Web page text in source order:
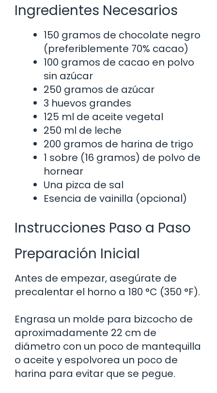
Ingredientes Necesarios
150 gramos de chocolate negro
(preferiblemente 70% cacao)
100 gramos de cacao en polvo
sin azúcar
250 gramos de azúcar
3 huevos grandes
125 ml de aceite vegetal
250 ml de leche
200 gramos de harina de trigo
1 sobre (16 gramos) de polvo de
hornear
Una pizca de sal
Esencia de vainilla (opcional)
Instrucciones Paso a Paso
Preparación Inicial
Antes de empezar, asegúrate de
precalentar el horno a 180 °C (350 °F).
Engrasa un molde para bizcocho de
aproximadamente 22 cm de
diámetro con un poco de mantequilla
o aceite y espolvorea un poco de
harina para evitar que se pegue.